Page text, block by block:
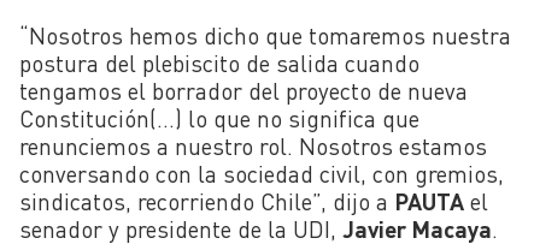
“Nosotros hemos dicho que tomaremos nuestra
postura del plebiscito de salida cuando
tengamos el borrador del proyecto de nueva
Constitución(…) lo que no significa que
renunciemos a nuestro rol. Nosotros estamos
conversando con la sociedad civil, con gremios,
sindicatos, recorriendo Chile”, dijo a PAUTA el
senador y presidente de la UDI, Javier Macaya.